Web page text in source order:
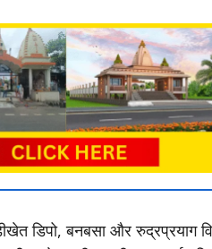
डिपो, बनबसा और रुद्रप्रयाग